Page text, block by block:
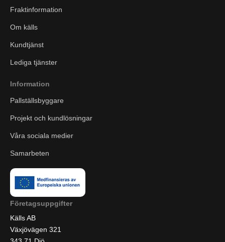
Fraktinformation
Om källs
Kundtjänst
Lediga tjänster
Information
Pallställsbyggare
Projekt och kundlösningar
Våra sociala medier
Samarbeten
Företagsuppgifter
Källs AB
Växjövägen 321